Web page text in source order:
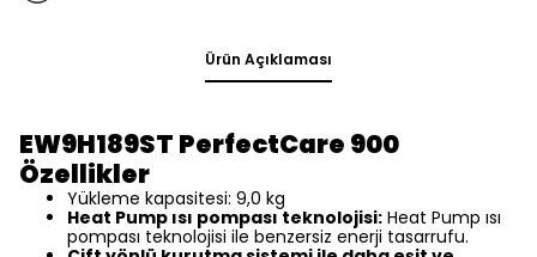
Ürün Açıklaması
EW9H189ST PerfectCare 900
Özellikler
Yükleme kapasitesi: 9,0 kg
Heat Pump ısı pompası teknolojisi: Heat Pump ısı
pompası teknolojisi ile benzersiz enerji tasarrufu.